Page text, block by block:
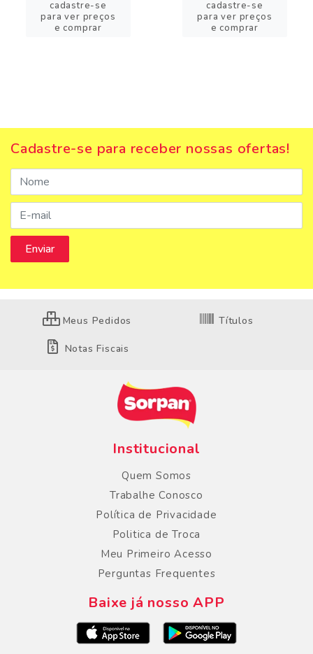
cadastre-se
para ver preços
e comprar
cadastre-se
para ver preços
e comprar
Cadastre-se para receber nossas ofertas!
Meus Pedidos Títulos
Notas Fiscais
Institucional
Quem Somos
Trabalhe Conosco
Política de Privacidade
Politica de Troca
Meu Primeiro Acesso
Perguntas Frequentes
Baixe já nosso APP